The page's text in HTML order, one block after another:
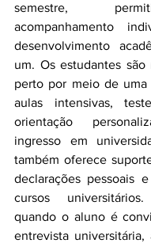
semestre,
acompanhamento
desenvolvimento
um. Os estudantes
perto por meio de uma
aulas intensivas,
orientação
ingresso em
também oferece
declarações pessoais
cursos
quando o aluno é
entrevista universitária,